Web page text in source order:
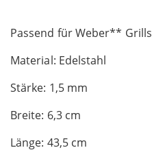
Passend für Weber** Grills
Material: Edelstahl
Stärke: 1,5 mm
Breite: 6,3 cm
Länge: 43,5 cm
gallery
to
beginning
the
images
gallery